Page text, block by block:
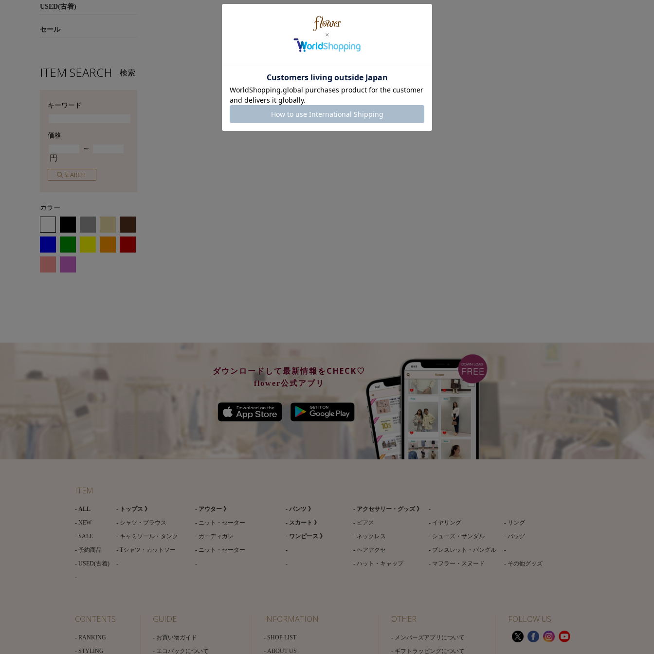
USED(古着)
セール
ITEM SEARCH 検索
キーワード
価格
～
円
カラー
ダウンロードして最新情報をCHECK♡
flower公式アプリ
ITEM
ALL トップス 》 アウター 》 パンツ 》
アクセサリー・グッズ 》
NEW
シャツ・ブラウス ニット・セーター スカート 》 ピアス イヤリング
リング
SALE
キャミソール・タンク カーディガン ワンピース 》 ネックレス シューズ・サンダル
バッグ
予約商品
Tシャツ・カットソー ニット・セーター ヘアアクセ
ブレスレット・バングル
USED(古着)
ハット・キャップ マフラー・スヌード その他グッズ
CONTENTS
RANKING
STYLING
GUIDE
お買い物ガイド
エコバックについて
INFORMATION
SHOP LIST
ABOUT US
OTHER
メンバーズアプリについて
ギフトラッピングについて
FOLLOW US